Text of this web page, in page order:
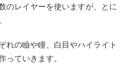
のレイヤーを使いますが、とに
れの瞼や瞳、白目やハイライト
っていきます。